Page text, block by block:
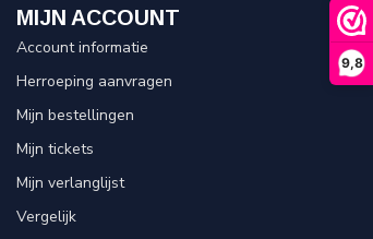
9,8
MIJN ACCOUNT
Account informatie
Herroeping aanvragen
Mijn bestellingen
Mijn tickets
Mijn verlanglijst
Vergelijk